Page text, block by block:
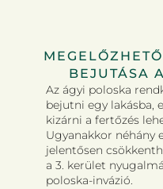
BEJUTÁSA
Az ágyi poloska
bejutni egy lakásba,
kizárni a fertőzés
Ugyanakkor néhány
jelentősen
a 3. kerület
poloska-invázió.